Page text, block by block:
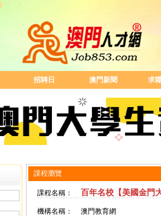
招聘日 澳門新聞 求
課程瀏覽
課程名稱： 百年名校【美國金門
機構名稱： 澳門教育網